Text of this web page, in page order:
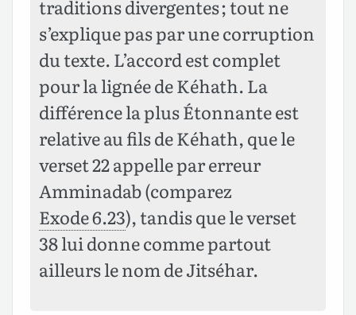
traditions divergentes ; tout ne
s’explique pas par une corruption
du texte. L’accord est complet
pour la lignée de Kéhath. La
différence la plus Étonnante est
relative au fils de Kéhath, que le
verset 22 appelle par erreur
Amminadab (comparez
Exode 6.23), tandis que le verset
38 lui donne comme partout
ailleurs le nom de Jitséhar.